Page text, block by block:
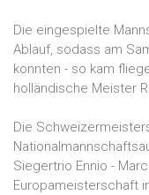
Die eingespielte
Ablauf, sodass am
konnten - so kam
holländische Meister
Die
Siegertrio Ennio -
Europameisterschaft